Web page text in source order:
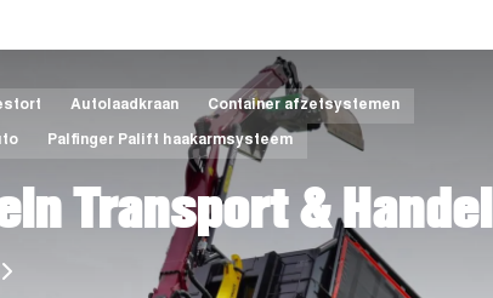
Autolaadkraan Container afzetsystemen
Palfinger Palift haakarmsysteem
Transport & Handel